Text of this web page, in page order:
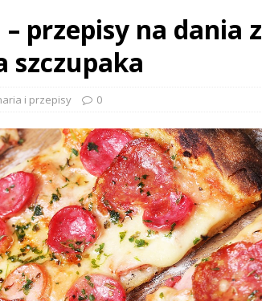
przepisy na dania z
szczupaka
i przepisy 0